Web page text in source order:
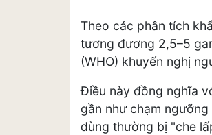
Theo các phân tích
tương đương 2,5–5
(WHO) khuyến nghị
Điều này đồng nghĩa
gần như chạm
dùng thường bị "che